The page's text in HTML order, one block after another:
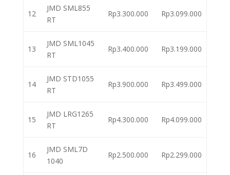
12
JMD SML855
RT
Rp3.300.000 Rp3.099.000
13
JMD SML1045
RT
Rp3.400.000 Rp3.199.000
14
JMD STD1055
RT
Rp3.900.000 Rp3.499.000
15
JMD LRG1265
RT
Rp4.300.000 Rp4.099.000
16
JMD SML7D
1040
Rp2.500.000 Rp2.299.000